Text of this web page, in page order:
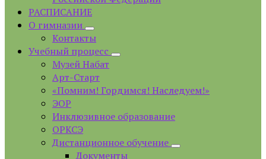
РАСПИСАНИЕ
О гимназии
Контакты
Учебный процесс
Музей Набат
Арт-Старт
«Помним! Гордимся! Наследуем!»
ЭОР
Инклюзивное образование
ОРКСЭ
Дистанционное обучение
Документы